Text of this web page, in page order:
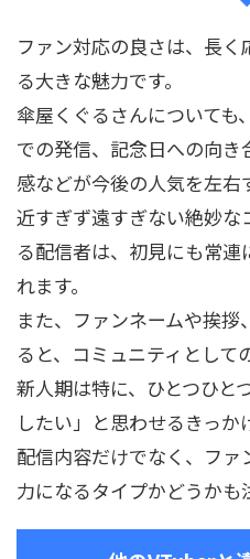
ファン対応の良さは、長
る大きな魅力です。
傘屋くぐるさんについても
での発信、記念日への向
感などが今後の人気を左右
近すぎず遠すぎない絶妙
る配信者は、初見にも常
れます。
また、ファンネームや挨
ると、コミュニティとして
新人期は特に、ひとつひと
したい」と思わせるきっか
配信内容だけでなく、フ
力になるタイプかどうかも